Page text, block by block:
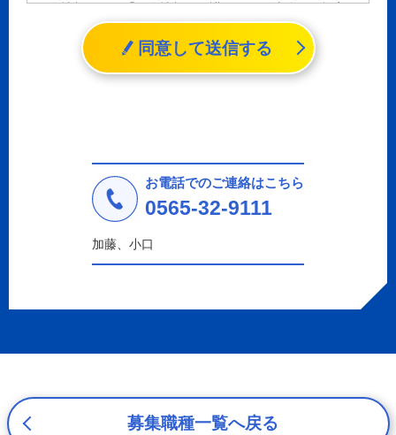
個人情報とは、「個人情報の保護に関する法律」に規定さ
れる生存する個人に関する情報であって、氏名、生年月日
その他の記述等により特定の個人を識別することができる
情報（個人識別情報）を指します。
a.応募者等からのお問い合わせに対応・管理するため
b.本ウェブサイトにおけるサービスの提供・運用のため
c.重要なお知らせなど必要に応じたご連絡のため
d.上記の利用目的に付随する目的
プライバシーを尊重し、収集した個人情報に対し、開示、
間、妥当な範囲内でこれに応じます。
応募者等の個人情報の取得、利用その他一切の取り扱いに
ついて、個人情報の保護に関する法律、その他の関連法
同意して送信する
お電話でのご連絡はこちら
0565-32-9111
加藤、小口
募集職種一覧へ戻る